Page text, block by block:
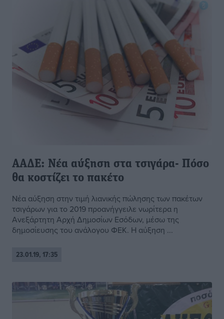
ΑΑΔΕ: Νέα αύξηση στα τσιγάρα- Πόσο
θα κοστίζει το πακέτο
Νέα αύξηση στην τιμή λιανικής πώλησης των πακέτων
τσιγάρων για το 2019 προανήγγειλε νωρίτερα η
Ανεξάρτητη Αρχή Δημοσίων Εσόδων, μέσω της
δημοσίευσης του ανάλογου ΦΕΚ. Η αύξηση ...
23.01.19, 17:35